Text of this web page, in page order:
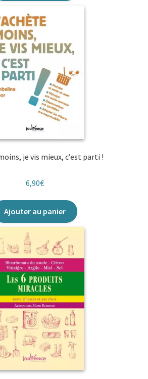
je vis mieux, c’est parti !
6,90€
Ajouter au panier